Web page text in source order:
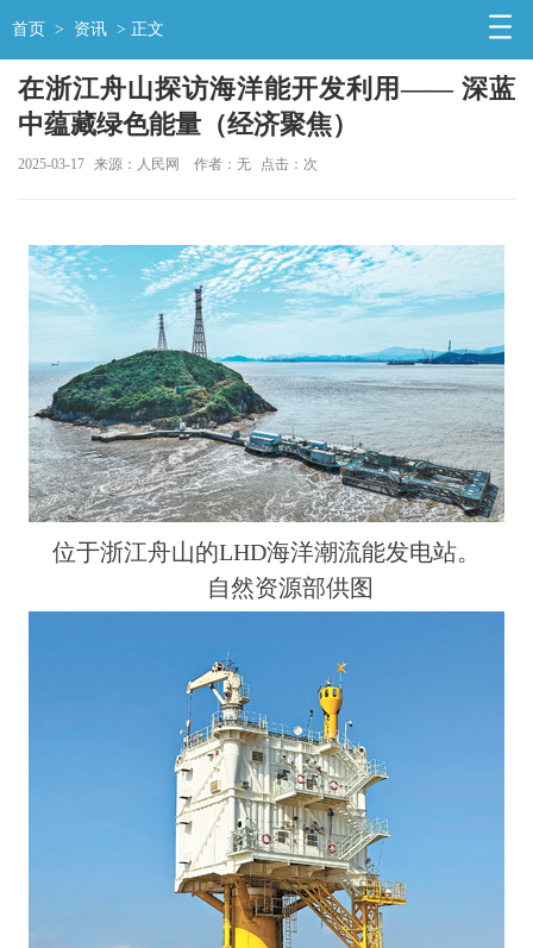
首页 > 资讯 > 正文
在浙江舟山探访海洋能开发利用—— 深蓝
中蕴藏绿色能量（经济聚焦）
2025-03-17 来源：人民网 作者：无 点击： 次
位于浙江舟山的LHD海洋潮流能发电站。
自然资源部供图